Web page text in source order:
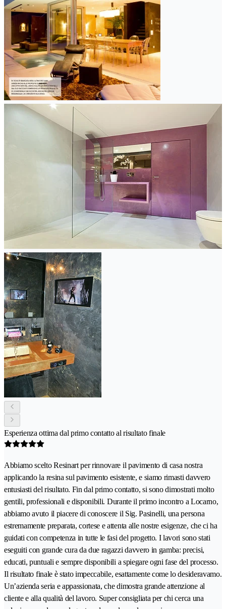
Esperienza ottima dal primo contatto al risultato finale
Abbiamo scelto Resinart per rinnovare il pavimento di casa nostra
applicando la resina sul pavimento esistente, e siamo rimasti davvero
entusiasti del risultato. Fin dal primo contatto, si sono dimostrati molto
gentili, professionali e disponibili. Durante il primo incontro a Locarno,
abbiamo avuto il piacere di conoscere il Sig. Pasinelli, una persona
estremamente preparata, cortese e attenta alle nostre esigenze, che ci ha
guidati con competenza in tutte le fasi del progetto. I lavori sono stati
eseguiti con grande cura da due ragazzi davvero in gamba: precisi,
educati, puntuali e sempre disponibili a spiegare ogni fase del processo.
Il risultato finale è stato impeccabile, esattamente come lo desideravamo.
Un’azienda seria e appassionata, che dimostra grande attenzione al
cliente e alla qualità del lavoro. Super consigliata per chi cerca una